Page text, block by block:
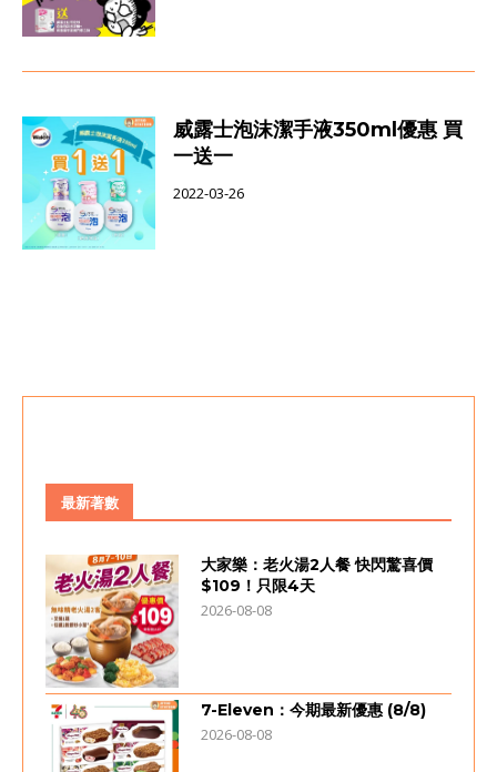
威露士泡沫潔手液350ml優惠 買
一送一
2022-03-26
最新著數
大家樂：老火湯2人餐 快閃驚喜價
$109！只限4天
2026-08-08
7-Eleven：今期最新優惠 (8/8)
2026-08-08